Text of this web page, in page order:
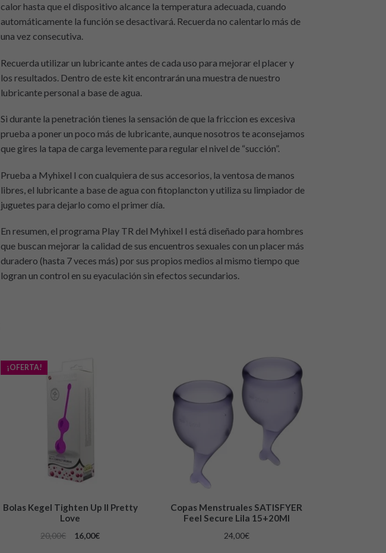
calor hasta que el dispositivo alcance la temperatura adecuada, cuando
automáticamente la función se desactivará. Recuerda no calentarlo más de
una vez consecutiva.
Recuerda utilizar un lubricante antes de cada uso para mejorar el placer y
los resultados. Dentro de este kit encontrarán una muestra de nuestro
lubricante personal a base de agua.
Si durante la penetración tienes la sensación de que la friccion es excesiva
prueba a poner un poco más de lubricante, aunque nosotros te aconsejamos
que gires la tapa de carga levemente para regular el nivel de “succión”.
Prueba a Myhixel I con cualquiera de sus accesorios, la ventosa de manos
libres, el lubricante a base de agua con fitoplancton y utiliza su limpiador de
juguetes para dejarlo como el primer día.
En resumen, el programa Play TR del Myhixel I está diseñado para hombres
que buscan mejorar la calidad de sus encuentros sexuales con un placer más
duradero (hasta 7 veces más) por sus propios medios al mismo tiempo que
logran un control en su eyaculación sin efectos secundarios.
Bolas Kegel Tighten Up II Pretty
Love
¡OFERTA!
20,00€ 16,00€
Copas Menstruales SATISFYER
Feel Secure Lila 15+20Ml
24,00€